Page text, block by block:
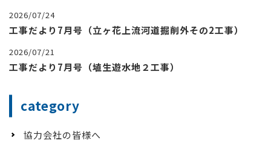
2026/07/24
工事だより7月号（立ヶ花上流河道掘削外その2工事）
2026/07/21
工事だより7月号（埴生遊水地２工事）
category
協力会社の皆様へ